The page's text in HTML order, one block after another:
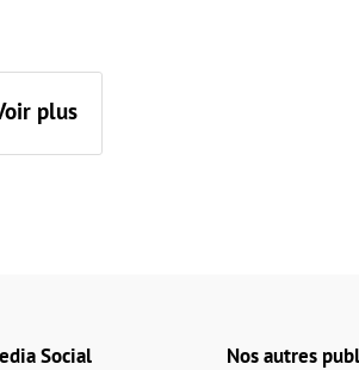
plus
Social
Nos autres